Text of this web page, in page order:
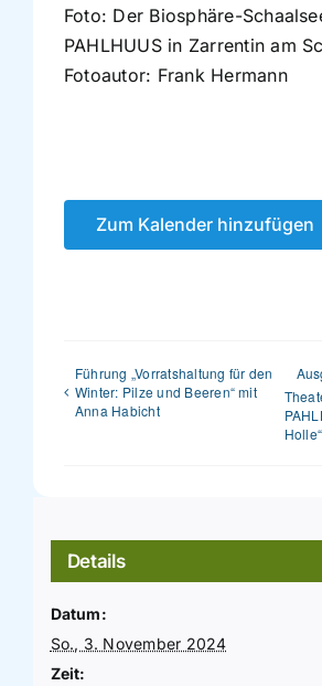
Foto: Der Biosphäre-
PAHLHUUS in Zarrentin am
Fotoautor: Frank Hermann
Zum Kalender hinzufügen
Führung „Vorratshaltung für den
Winter: Pilze und Beeren“ mit
Anna Habicht
Holle“
Details
Datum:
So., 3. November 2024
Zeit: